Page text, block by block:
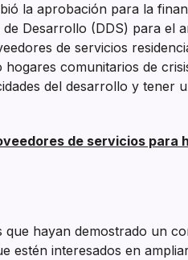
la aprobación para la
Desarrollo (DDS) para el
de servicios
comunitarios de
del desarrollo y tener
de servicios
hayan demostrado un
estén interesados en